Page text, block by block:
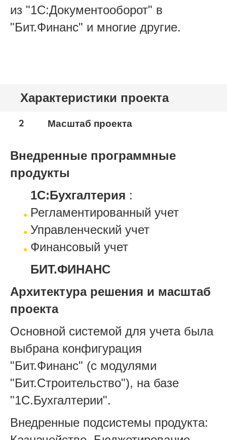
из "1С:Документооборот" в
"Бит.Финанс" и многие другие.
Характеристики проекта
2 Масштаб проекта
Внедренные программные
продукты
1С:Бухгалтерия :
Регламентированный учет
Управленческий учет
Финансовый учет
БИТ.ФИНАНС
Архитектура решения и масштаб
проекта
Основной системой для учета была
выбрана конфигурация
"Бит.Финанс" (с модулями
"Бит.Строительство"), на базе
"1С.Бухгалтерии".
Внедренные подсистемы продукта: